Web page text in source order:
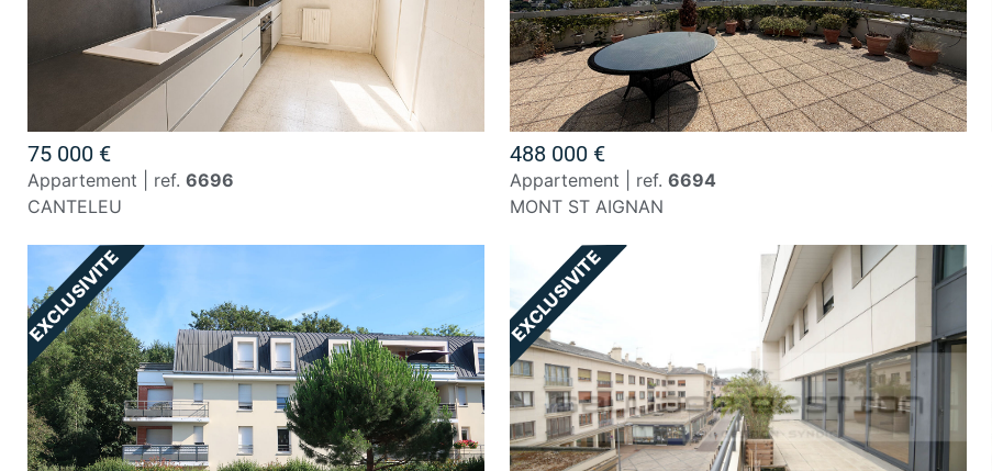
75 000 €
appartement | ref. 6696
CANTELEU
488 000 €
appartement | ref. 6694
MONT ST AIGNAN